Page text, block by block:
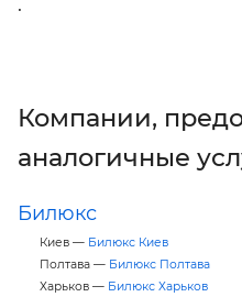
Компании,
аналогичные
Билюкс
Киев — Билюкс Киев
Полтава — Билюкс Полтава
Харьков — Билюкс Харьков